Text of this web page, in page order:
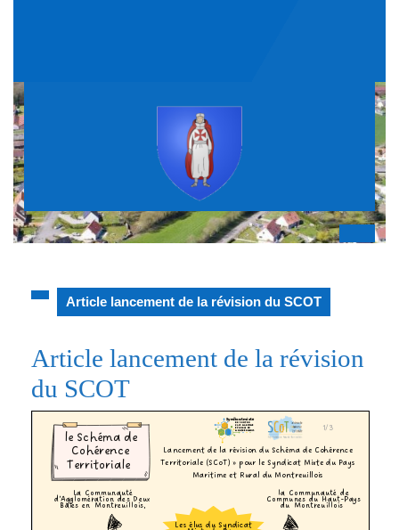
content
Article lancement de la révision du SCOT
Article lancement de la révision
du SCOT